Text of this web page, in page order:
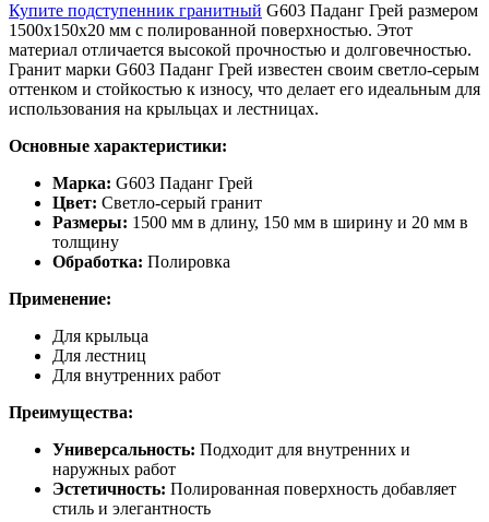
полировка
Купите подступенник гранитный G603 Паданг Грей размером
1500x150x20 мм с полированной поверхностью. Этот
материал отличается высокой прочностью и долговечностью.
Гранит марки G603 Паданг Грей известен своим светло-серым
оттенком и стойкостью к износу, что делает его идеальным для
использования на крыльцах и лестницах.
Основные характеристики:
Марка: G603 Паданг Грей
Цвет: Светло-серый гранит
Размеры: 1500 мм в длину, 150 мм в ширину и 20 мм в
толщину
Обработка: Полировка
Применение:
Для крыльца
Для лестниц
Для внутренних работ
Преимущества:
Универсальность: Подходит для внутренних и
наружных работ
Эстетичность: Полированная поверхность добавляет
стиль и элегантность